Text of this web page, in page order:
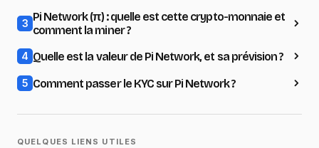
3 Pi Network (π) : quelle est cette crypto-monnaie et
comment la miner ?
4 Quelle est la valeur de Pi Network, et sa prévision ?
5 Comment passer le KYC sur Pi Network ?
QUELQUES LIENS UTILES